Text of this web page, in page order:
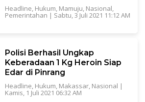
Headline, Hukum, Mamuju, Nasional,
Pemerintahan | Sabtu, 3 Juli 2021 11:12 AM
Polisi Berhasil Ungkap
Keberadaan 1 Kg Heroin Siap
Edar di Pinrang
Headline, Hukum, Makassar, Nasional |
Kamis, 1 Juli 2021 06:32 AM